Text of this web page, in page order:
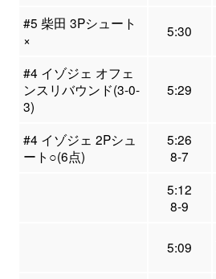
#5 柴田 3Pシュート
×
5:30
#4 イゾジェ オフェ
ンスリバウンド(3-0-
3)
5:29
#4 イゾジェ 2Pシュ
ート○(6点)
5:26
8-7
5:12
8-9
5:09